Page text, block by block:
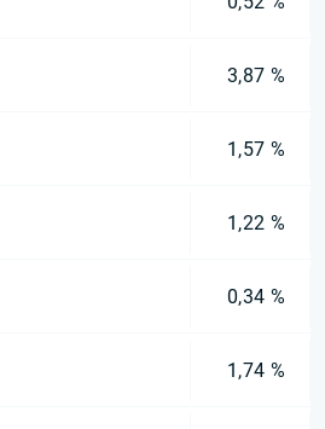
3,87 %
1,57 %
1,22 %
0,34 %
1,74 %